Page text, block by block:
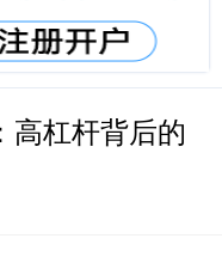
高杠杆背后的